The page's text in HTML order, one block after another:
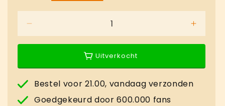
verlagen
360
ml
Aantal
360
ml
Uitverkocht
Bestel voor 21.00, vandaag verzonden
Goedgekeurd door 600.000 fans